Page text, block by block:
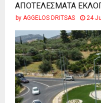
ΑΠΟΤΕΛΕΣΜΑΤΑ
by AGGELOS DRITSAS 24